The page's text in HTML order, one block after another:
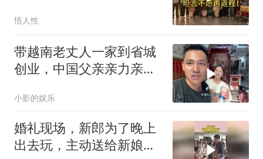
悟人性
带越南老丈人一家到省城
创业，中国父亲亲力亲
小影的娱乐
婚礼现场，新郎为了晚上
出去玩，主动送给新娘包